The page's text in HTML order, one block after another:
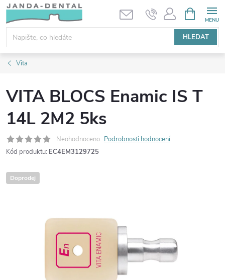
Přejít
obsah
HLEDAT
NÁKUPNÍ
KOŠÍK
Vita
VITA BLOCS Enamic IS T
14L 2M2 5ks
Neohodnoceno Podrobnosti hodnocení
Kód produktu: EC4EM3129725
Doprodej